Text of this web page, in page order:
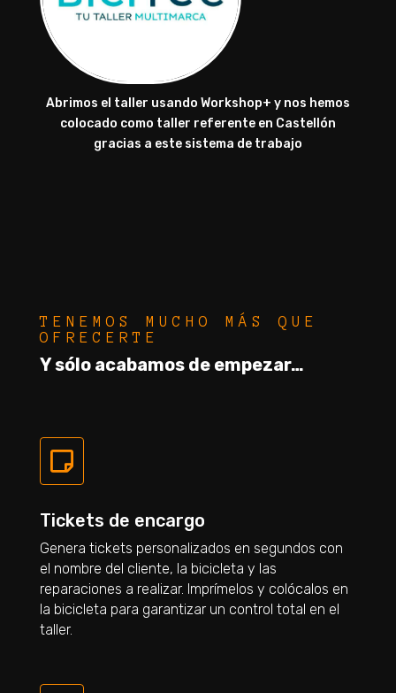
Abrimos el taller usando Workshop+ y nos hemos
colocado como taller referente en Castellón
gracias a este sistema de trabajo
TENEMOS MUCHO MÁS QUE
OFRECERTE
Y sólo acabamos de empezar…

Tickets de encargo
Genera tickets personalizados en segundos con
el nombre del cliente, la bicicleta y las
reparaciones a realizar. Imprímelos y colócalos en
la bicicleta para garantizar un control total en el
taller.